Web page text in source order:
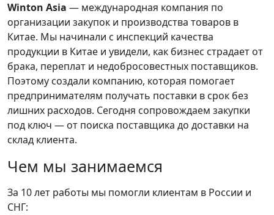
Winton Asia — международная компания по
организации закупок и производства товаров в
Китае. Мы начинали с инспекций качества
продукции в Китае и увидели, как бизнес страдает от
брака, переплат и недобросовестных поставщиков.
Поэтому создали компанию, которая помогает
предпринимателям получать поставки в срок без
лишних расходов. Сегодня сопровождаем закупки
под ключ — от поиска поставщика до доставки на
склад клиента.
Чем мы занимаемся
За 10 лет работы мы помогли клиентам в России и
СНГ: